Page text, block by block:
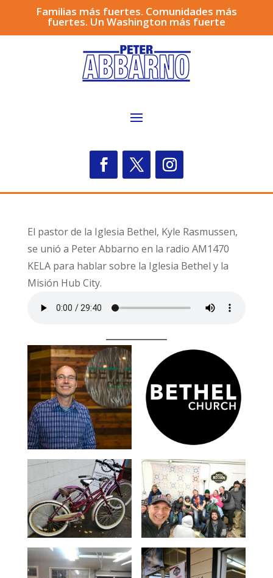
Familias más fuertes. Comunidades más
fuertes. Un Washington más fuerte
El pastor de la Iglesia Bethel, Kyle Rasmussen,
se unió a Peter Abbarno en la radio AM1470
KELA para hablar sobre la Iglesia Bethel y la
Misión Hub City.